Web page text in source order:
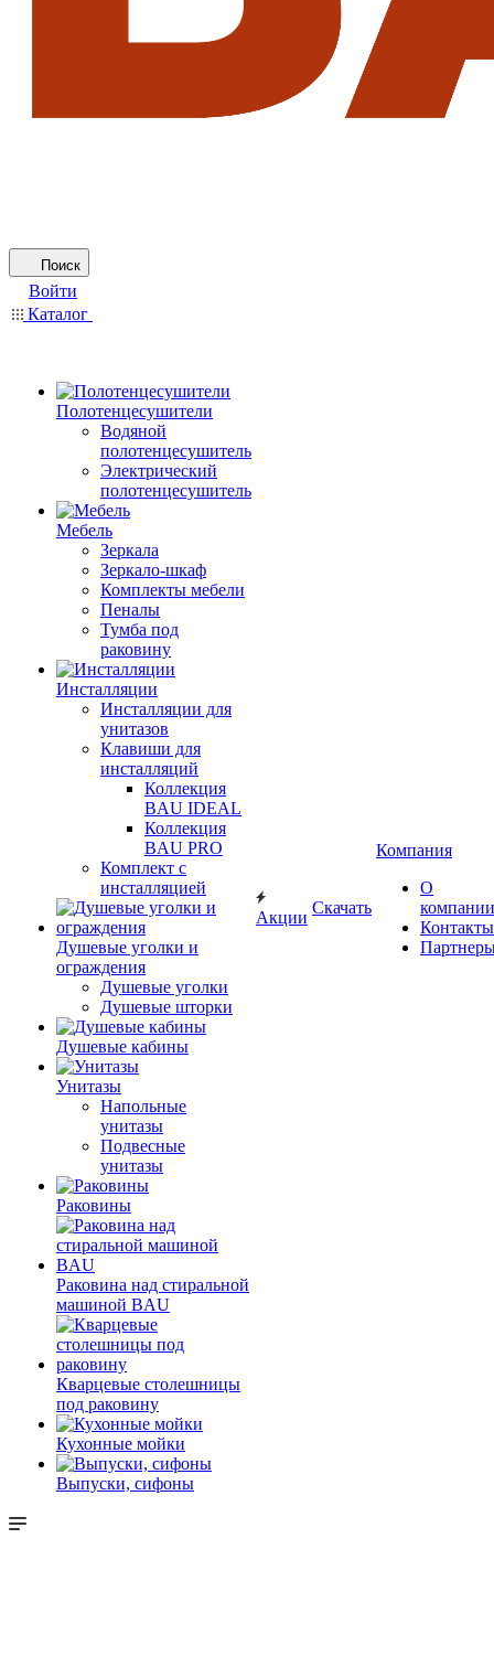
Поиск
Войти
Каталог
Полотенцесушители
Водяной
полотенцесушитель
Электрический
полотенцесушитель
Мебель
Зеркала
Зеркало-шкаф
Комплекты мебели
Пеналы
Тумба под
раковину
Инсталляции
Инсталляции для
унитазов
Клавиши для
инсталляций
Коллекция
BAU IDEAL
Коллекция
BAU PRO
Комплект с
инсталляцией
Душевые уголки и
ограждения
Душевые уголки
Душевые шторки
Душевые кабины
Унитазы
Напольные
унитазы
Подвесные
унитазы
Раковины
Раковина над стиральной
машиной BAU
Кварцевые столешницы
под раковину
Кухонные мойки
Выпуски, сифоны
Акции
Скачать
Компания
О
компании
Контакты